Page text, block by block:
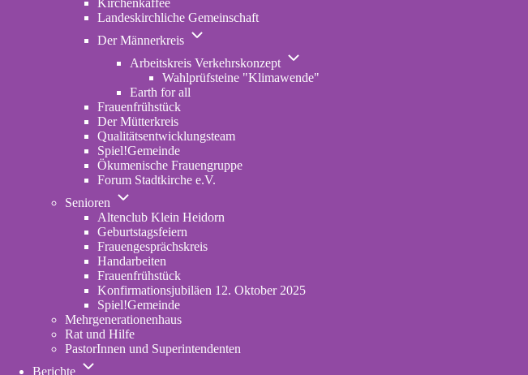
new
Kirchenkaffee
Landeskirchliche Gemeinschaft
Der Männerkreis
Unternavigation
Der
Männerkreis
Arbeitskreis Verkehrskonzept
Unternavigation
Arbeitskreis
Wahlprüfsteine "Klimawende"
Earth for all
Frauenfrühstück
Der Mütterkreis
Qualitätsentwicklungsteam
Spiel!Gemeinde
Ökumenische Frauengruppe
Forum Stadtkirche e.V.
tab)
Senioren
Unternavigation
Senioren
Altenclub Klein Heidorn
Geburtstagsfeiern
Frauengesprächskreis
Handarbeiten
Frauenfrühstück
Konfirmationsjubiläen 12. Oktober 2025
Spiel!Gemeinde
Mehrgenerationenhaus
new
Rat und Hilfe
PastorInnen und Superintendenten
Berichte
Unternavigation